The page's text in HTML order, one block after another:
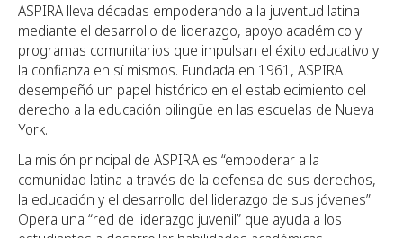
ASPIRA lleva décadas empoderando a la juventud latina
mediante el desarrollo de liderazgo, apoyo académico y
programas comunitarios que impulsan el éxito educativo y
la confianza en sí mismos. Fundada en 1961, ASPIRA
desempeñó un papel histórico en el establecimiento del
derecho a la educación bilingüe en las escuelas de Nueva
York.
La misión principal de ASPIRA es “empoderar a la
comunidad latina a través de la defensa de sus derechos,
la educación y el desarrollo del liderazgo de sus jóvenes”.
Opera una “red de liderazgo juvenil” que ayuda a los